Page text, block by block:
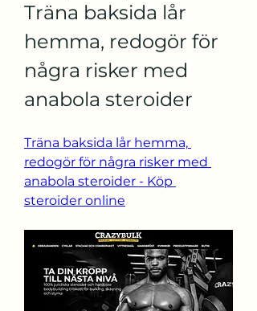
Träna baksida lår
hemma, redogör för
några risker med
anabola steroider
Träna baksida lår hemma,
redogör för några risker med
anabola steroider - Köp
steroider online